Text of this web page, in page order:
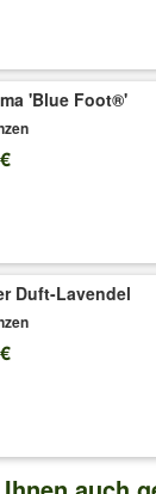
'Blue Foot®'
Duft-Lavendel